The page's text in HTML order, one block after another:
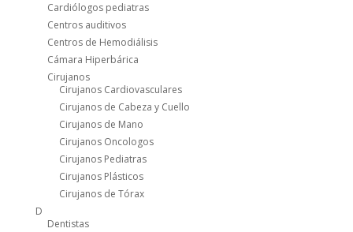
Cardiólogos pediatras
Centros auditivos
Centros de Hemodiálisis
Cámara Hiperbárica
Cirujanos
Cirujanos Cardiovasculares
Cirujanos de Cabeza y Cuello
Cirujanos de Mano
Cirujanos Oncologos
Cirujanos Pediatras
Cirujanos Plásticos
Cirujanos de Tórax
D
Dentistas